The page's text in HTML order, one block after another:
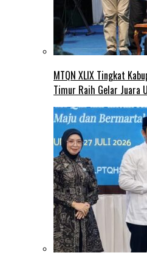
MTQN XLIX Tingkat
Timur Raih Gelar Juara